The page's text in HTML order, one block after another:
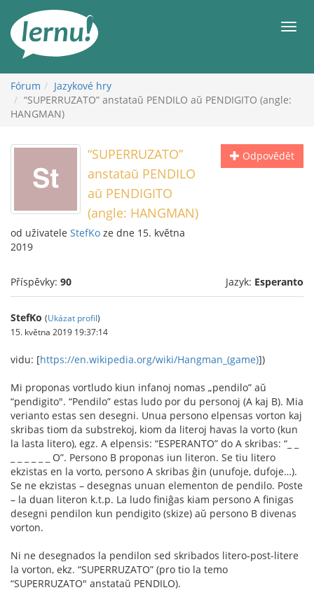
obsahu
Fórum
Jazykové hry
“SUPERRUZATO” anstataŭ PENDILO aŭ PENDIGITO (angle:
HANGMAN)
Odpovědět
“SUPERRUZATO”
anstataŭ PENDILO
aŭ PENDIGITO
(angle: HANGMAN)
od uživatele StefKo ze dne 15. května
2019
Příspěvky: 90 Jazyk: Esperanto
StefKo (Ukázat profil)
15. května 2019 19:37:14
vidu: [https://en.wikipedia.org/wiki/Hangman_(game)])
Mi proponas vortludo kiun infanoj nomas „pendilo” aŭ
“pendigito". “Pendilo” estas ludo por du personoj (A kaj B). Mia
verianto estas sen desegni. Unua persono elpensas vorton kaj
skribas tiom da substrekoj, kiom da literoj havas la vorto (kun
la lasta litero), egz. A elpensis: “ESPERANTO” do A skribas: “_ _
_ _ _ _ _ _ O”. Persono B proponas iun literon. Se tiu litero
ekzistas en la vorto, persono A skribas ĝin (unufoje, dufoje…).
Se ne ekzistas – desegnas unuan elementon de pendilo. Poste
– la duan literon k.t.p. La ludo finiĝas kiam persono A finigas
desegni pendilon kun pendigito (skize) aŭ persono B divenas
vorton.
Ni ne desegnados la pendilon sed skribados litero-post-litere
la vorton, ekz. “SUPERRUZATO” (pro tio la temo
“SUPERRUZATO" anstataŭ PENDILO).